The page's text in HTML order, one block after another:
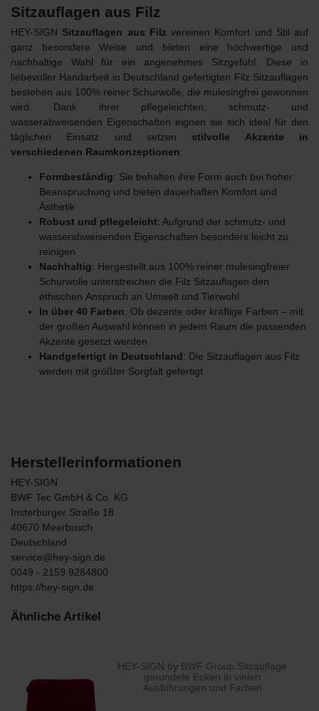
Sitzauflagen aus Filz
HEY-SIGN Sitzauflagen aus Filz vereinen Komfort und Stil auf
ganz besondere Weise und bieten eine hochwertige und
nachhaltige Wahl für ein angenehmes Sitzgefühl. Diese in
liebevoller Handarbeit in Deutschland gefertigten Filz Sitzauflagen
bestehen aus 100% reiner Schurwolle, die mulesingfrei gewonnen
wird. Dank ihrer pflegeleichten, schmutz- und
wasserabweisenden Eigenschaften eignen sie sich ideal für den
täglichen Einsatz und setzen stilvolle Akzente in
verschiedenen Raumkonzeptionen
Formbeständig: Sie behalten ihre Form auch bei hoher
Beanspruchung und bieten dauerhaften Komfort und
Ästhetik
Robust und pflegeleicht: Aufgrund der schmutz- und
wasserabweisenden Eigenschaften besonders leicht zu
reinigen
Nachhaltig: Hergestellt aus 100% reiner mulesingfreier
Schurwolle unterstreichen die Filz Sitzauflagen den
ethischen Anspruch an Umwelt und Tierwohl
In über 40 Farben: Ob dezente oder kräftige Farben – mit
der großen Auswahl können in jedem Raum die passenden
Akzente gesetzt werden
Handgefertigt in Deutschland: Die Sitzauflagen aus Filz
werden mit größter Sorgfalt gefertigt
Herstellerinformationen
HEY-SIGN
BWF Tec GmbH & Co. KG
Insterburger Straße 18
40670 Meerbusch
Deutschland
service@hey-sign.de
0049 - 2159 9284800
https://hey-sign.de
Ähnliche Artikel
HEY-SIGN by BWF Group Sitzauflage
gerundete Ecken in vielen
Ausführungen und Farben